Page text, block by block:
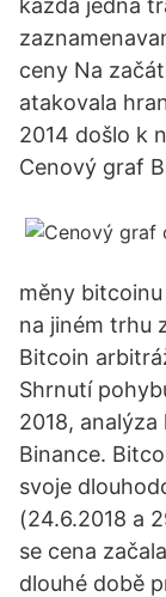
každá jedna
ceny Na
atakovala
2014 došlo k
Cenový graf
měny
na jiném trhu
Bitcoin
Shrnutí
2018,
Binance.
svoje
(24.6.2018 a
se cena
dlouhé době